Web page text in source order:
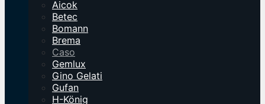
Aicok
Betec
Bomann
Brema
Caso
Gemlux
Gino Gelati
Gufan
H-König